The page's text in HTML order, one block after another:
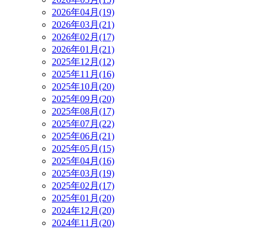
2026年04月(19)
2026年03月(21)
2026年02月(17)
2026年01月(21)
2025年12月(12)
2025年11月(16)
2025年10月(20)
2025年09月(20)
2025年08月(17)
2025年07月(22)
2025年06月(21)
2025年05月(15)
2025年04月(16)
2025年03月(19)
2025年02月(17)
2025年01月(20)
2024年12月(20)
2024年11月(20)